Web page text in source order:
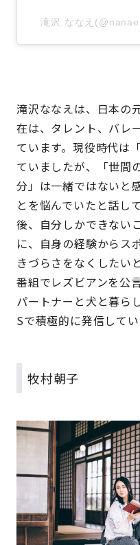
滝沢 ななえ
滝沢ななえは、日本の
在は、タレント、バレ
ています。現役時代は
ていましたが、「世間
分」は一緒ではないと
とを悩んでいたと話し
後、自分しかできない
に、自身の経験からス
きづらさをなくしたい
番組でレズビアンを公
パートナーと犬と暮ら
Sで積極的に発信してい
牧村朝子